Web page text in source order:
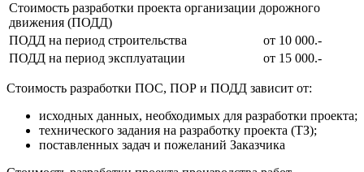
Стоимость разработки проекта организации дорожного
движения (ПОДД)
ПОДД на период строительства
от 10 000.-
ПОДД на период эксплуатации
от 15 000.-
Стоимость разработки ПОС, ПОР и ПОДД зависит от:
исходных данных, необходимых для разработки проекта;
технического задания на разработку проекта (ТЗ);
поставленных задач и пожеланий Заказчика